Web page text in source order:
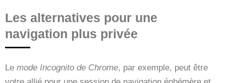
Les alternatives pour une
navigation plus privée
Le mode Incognito de Chrome, par exemple, peut être